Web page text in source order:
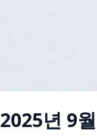
2025년 9